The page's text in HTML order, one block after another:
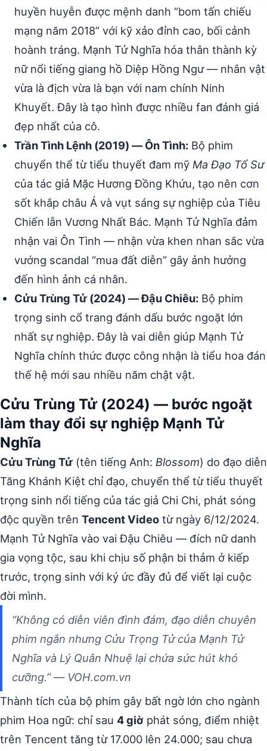
huyền huyễn được mệnh danh “bom tấn chiếu
mạng năm 2018” với kỹ xảo đỉnh cao, bối cảnh
hoành tráng. Mạnh Tử Nghĩa hóa thân thành kỳ
nữ nổi tiếng giang hồ Diệp Hồng Ngư — nhân vật
vừa là địch vừa là bạn với nam chính Ninh
Khuyết. Đây là tạo hình được nhiều fan đánh giá
đẹp nhất của cô.
Trần Tình Lệnh (2019) — Ôn Tình: Bộ phim
chuyển thể từ tiểu thuyết đam mỹ Ma Đạo Tổ Sư
của tác giả Mặc Hương Đồng Khứu, tạo nên cơn
sốt khắp châu Á và vụt sáng sự nghiệp của Tiêu
Chiến lẫn Vương Nhất Bác. Mạnh Tử Nghĩa đảm
nhận vai Ôn Tình — nhận vừa khen nhan sắc vừa
vướng scandal “mua đất diễn” gây ảnh hưởng
đến hình ảnh cá nhân.
Cửu Trùng Tử (2024) — Đậu Chiêu: Bộ phim
trọng sinh cổ trang đánh dấu bước ngoặt lớn
nhất sự nghiệp. Đây là vai diễn giúp Mạnh Tử
Nghĩa chính thức được công nhận là tiểu hoa đán
thế hệ mới sau nhiều năm chật vật.
Cửu Trùng Tử (2024) — bước ngoặt
làm thay đổi sự nghiệp Mạnh Tử
Nghĩa
Cửu Trùng Tử (tên tiếng Anh: Blossom) do đạo diễn
Tăng Khánh Kiệt chỉ đạo, chuyển thể từ tiểu thuyết
trọng sinh nổi tiếng của tác giả Chi Chi, phát sóng
độc quyền trên Tencent Video từ ngày 6/12/2024.
Mạnh Tử Nghĩa vào vai Đậu Chiêu — đích nữ danh
gia vọng tộc, sau khi chịu số phận bi thảm ở kiếp
trước, trọng sinh với ký ức đầy đủ để viết lại cuộc
đời mình.
“Không có diễn viên đình đám, đạo diễn chuyên
phim ngắn nhưng Cửu Trọng Tử của Mạnh Tử
Nghĩa và Lý Quân Nhuệ lại chứa sức hút khó
cưỡng.” — VOH.com.vn
Thành tích của bộ phim gây bất ngờ lớn cho ngành
phim Hoa ngữ: chỉ sau 4 giờ phát sóng, điểm nhiệt
trên Tencent tăng từ 17.000 lên 24.000; sau chưa